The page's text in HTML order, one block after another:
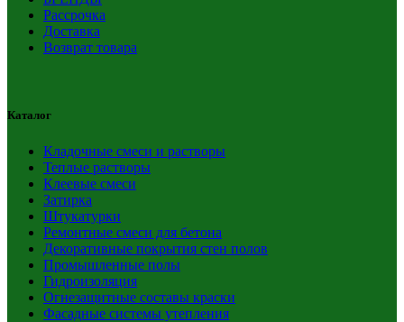
Рассрочка
Доставка
Возврат товара
Каталог
Кладочные смеси и растворы
Теплые растворы
Клеевые смеси
Затирка
Штукатурки
Ремонтные смеси для бетона
Декоративные покрытия стен полов
Промышленные полы
Гидроизоляция
Огнезащитные составы краски
Фасадные системы утепления